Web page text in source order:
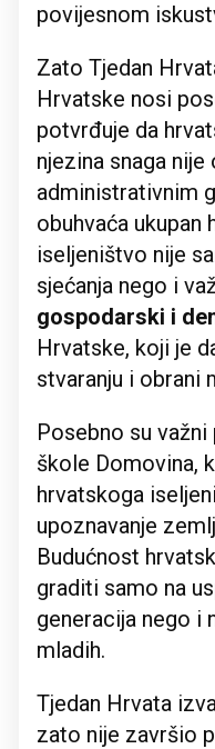
povijesnom
Zato Tjedan
Hrvatske nosi
potvrđuje da
njezina snaga nije
administrativnim
obuhvaća
iseljeništvo nije
sjećanja nego i
gospodarski i
Hrvatske, koji je
stvaranju i obrani
Posebno su
škole Domovina,
hrvatskoga
upoznavanje
Budućnost
graditi samo na
generacija nego i
mladih.
Tjedan Hrvata
zato nije završio